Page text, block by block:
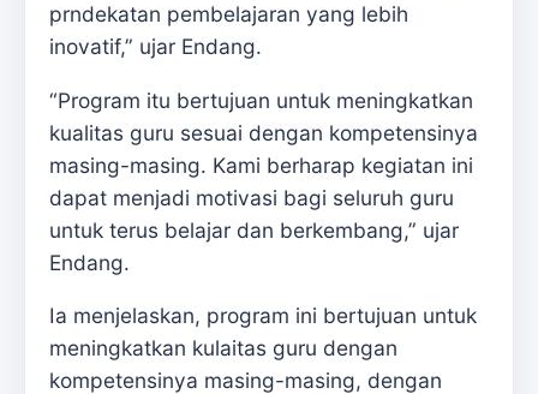
prndekatan pembelajaran yang lebih
inovatif,” ujar Endang.
“Program itu bertujuan untuk meningkatkan
kualitas guru sesuai dengan kompetensinya
masing-masing. Kami berharap kegiatan ini
dapat menjadi motivasi bagi seluruh guru
untuk terus belajar dan berkembang,” ujar
Endang.
Ia menjelaskan, program ini bertujuan untuk
meningkatkan kulaitas guru dengan
kompetensinya masing-masing, dengan